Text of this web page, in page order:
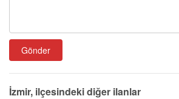
Gönder
İzmir, ilçesindeki diğer ilanlar